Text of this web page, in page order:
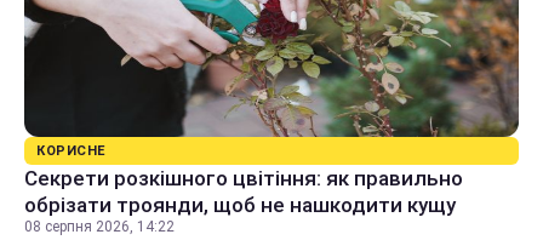
КОРИСНЕ
Секрети розкішного цвітіння: як правильно
обрізати троянди, щоб не нашкодити кущу
08 серпня 2026, 14:22